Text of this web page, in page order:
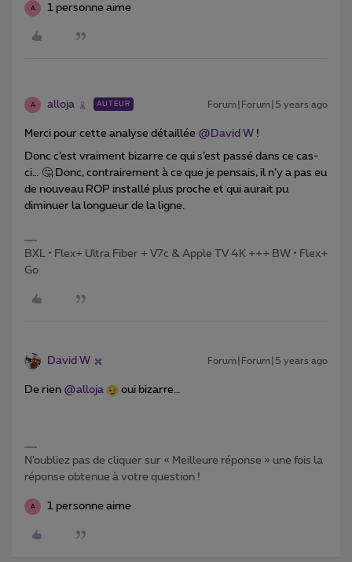
A 1 personne aime
A alloja AUTEUR Forum|Forum|5 years ago
Merci pour cette analyse détaillée @David W !
Donc c’est vraiment bizarre ce qui s’est passé dans ce cas-
ci… 🤔 Donc, contrairement à ce que je pensais, il n’y a pas eu
de nouveau ROP installé plus proche et qui aurait pu
diminuer la longueur de la ligne.
BXL • Flex+ Ultra Fiber + V7c & Apple TV 4K +++ BW • Flex+
Go
David W Forum|Forum|5 years ago
De rien @alloja oui bizarre…
N’oubliez pas de cliquer sur « Meilleure réponse » une fois la
réponse obtenue à votre question !
A 1 personne aime